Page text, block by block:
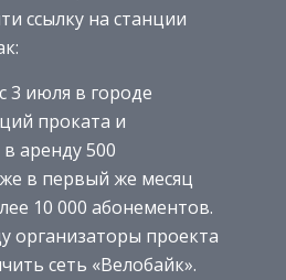
ссылку на станции
3 июля в городе
проката и
аренду 500
в первый же месяц
10 000 абонементов.
организаторы проекта
сеть «Велобайк».